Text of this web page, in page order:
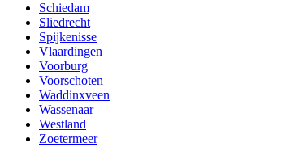
Schiedam
Sliedrecht
Spijkenisse
Vlaardingen
Voorburg
Voorschoten
Waddinxveen
Wassenaar
Westland
Zoetermeer